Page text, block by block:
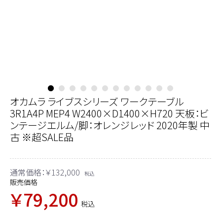
オカムラ ライブスシリーズ ワークテーブル
3R1A4P MEP4 W2400×D1400×H720 天板：ビ
ンテージエルム/脚：オレンジレッド 2020年製 中
古 ※超SALE品
通常価格：￥132,000 税込
販売価格
￥79,200 税込